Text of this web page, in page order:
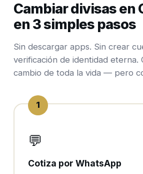
Cambiar divisas en
en 3 simples pasos
Sin descargar apps. Sin crear
verificación de identidad eterna.
cambio de toda la vida — pero
1
💬
Cotiza por WhatsApp